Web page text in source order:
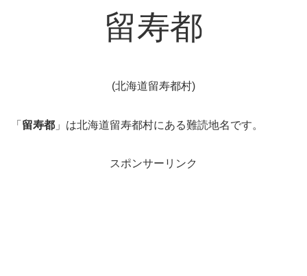
留寿都
(北海道留寿都村)
「 留寿都 」は北海道留寿都村にある難読地名です。
スポンサーリンク